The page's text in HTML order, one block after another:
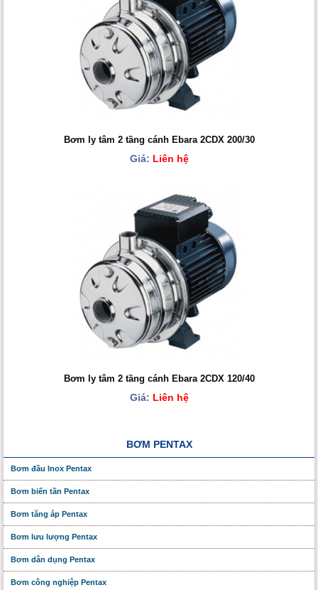
Bơm ly tâm 2 tầng cánh Ebara 2CDX 200/30
Giá: Liên hệ
Bơm ly tâm 2 tầng cánh Ebara 2CDX 120/40
Giá: Liên hệ
BƠM PENTAX
Bơm đầu Inox Pentax
Bơm biến tần Pentax
Bơm tăng áp Pentax
Bơm lưu lượng Pentax
Bơm dân dụng Pentax
Bơm công nghiệp Pentax